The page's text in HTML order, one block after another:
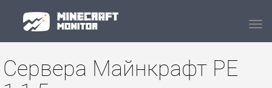
Сервера Майнкрафт PE